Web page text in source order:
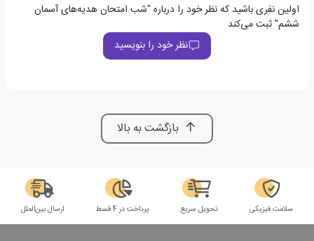
اولین نفری باشید که نظر خود را درباره "شب امتحان هدیه‌های آسمان
ششم" ثبت می‌کند
نظر خود را بنویسید
بازگشت به بالا
سلامت فیزیکی تحویل سریع پرداخت در 4 قسط ارسال بین‌الملل